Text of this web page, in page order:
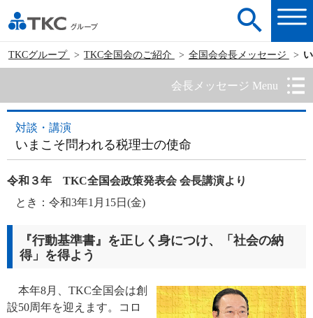
TKCグループ TKC全国会のご紹介 全国会会長メッセージ
会長メッセージ Menu
対談・講演
いまこそ問われる税理士の使命
令和３年 TKC全国会政策発表会 会長講演より
とき：令和3年1月15日(金)
『行動基準書』を正しく身につけ、「社会の納
得」を得よう
本年8月、TKC全国会は創
設50周年を迎えます。コロ